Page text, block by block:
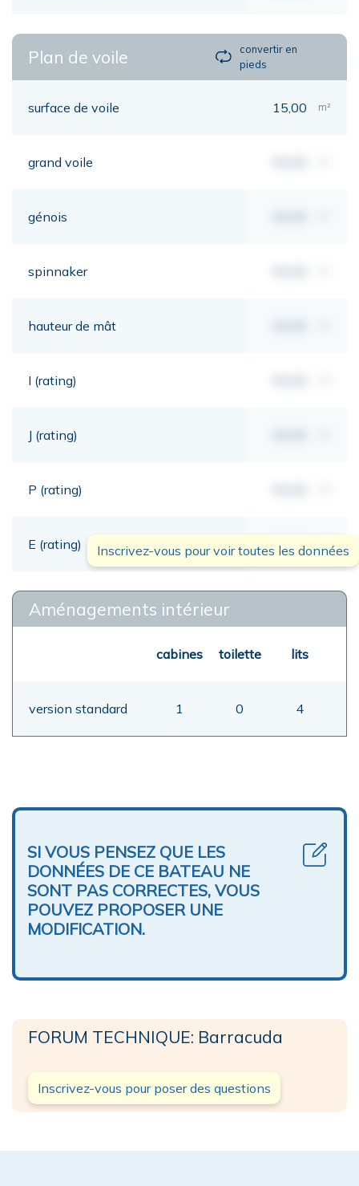
Plan de voile
convertir en
pieds
surface de voile 15,00 m²
grand voile
génois
spinnaker
hauteur de mât
I (rating)
J (rating)
P (rating)
E (rating) 00,00
Inscrivez-vous pour voir toutes les données
Aménagements intérieur
cabines toilette lits
version standard 1 0 4
SI VOUS PENSEZ QUE LES
DONNÉES DE CE BATEAU NE
SONT PAS CORRECTES, VOUS
POUVEZ PROPOSER UNE
MODIFICATION.
FORUM TECHNIQUE: Barracuda
Inscrivez-vous pour poser des questions